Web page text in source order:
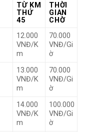
TỪ KM
THỨ
45
THỜI
GIAN
CHỜ
12.000
VNĐ/K
m
70.000
VNĐ/Gi
ờ
13.000
VNĐ/K
m
70.000
VNĐ/Gi
ờ
14.000
VNĐ/K
m
100.000
VNĐ/Gi
ờ